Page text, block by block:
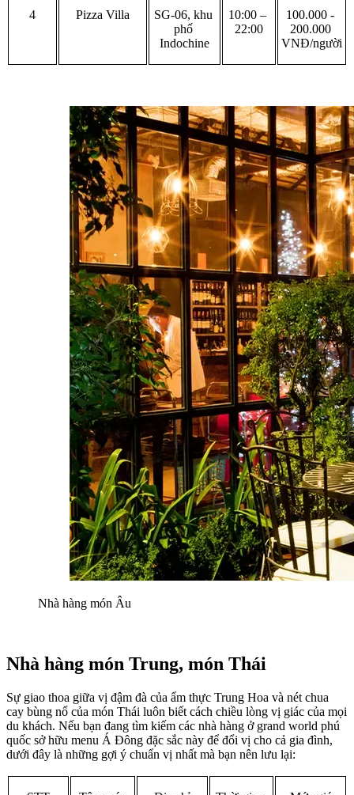
4 Pizza Villa
SG-06, khu
phố
Indochine
10:00 –
22:00
100.000 -
200.000
VNĐ/người
Nhà hàng món Âu
Nhà hàng món Trung, món Thái
Sự giao thoa giữa vị đậm đà của ẩm thực Trung Hoa và nét chua
cay bùng nổ của món Thái luôn biết cách chiều lòng vị giác của mọi
du khách. Nếu bạn đang tìm kiếm các nhà hàng ở grand world phú
quốc sở hữu menu Á Đông đặc sắc này để đổi vị cho cả gia đình,
dưới đây là những gợi ý chuẩn vị nhất mà bạn nên lưu lại: